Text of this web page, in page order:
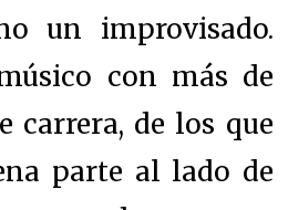
un improvisado.
con más de
carrera, de los que
parte al lado de